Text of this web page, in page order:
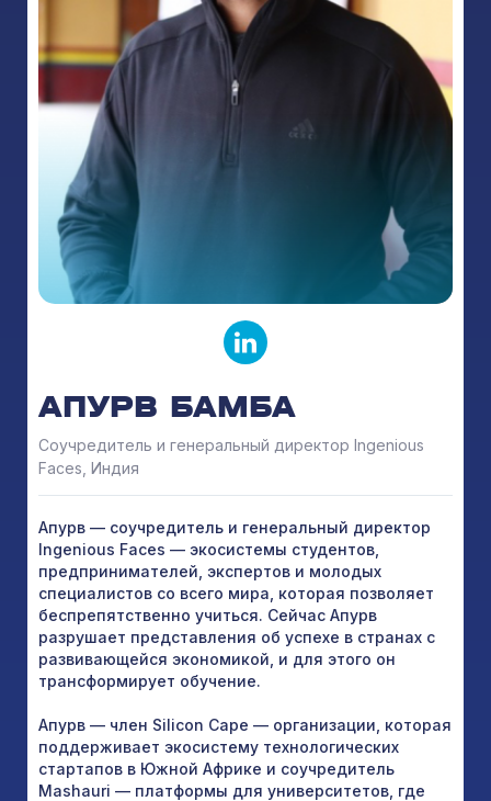
АПУРВ БАМБА
Соучредитель и генеральный директор Ingenious
Faces, Индия
Апурв — соучредитель и генеральный директор
Ingenious Faces — экосистемы студентов,
предпринимателей, экспертов и молодых
специалистов со всего мира, которая позволяет
беспрепятственно учиться. Сейчас Апурв
разрушает представления об успехе в странах с
развивающейся экономикой, и для этого он
трансформирует обучение.
Апурв — член Silicon Cape — организации, которая
поддерживает экосистему технологических
стартапов в Южной Африке и соучредитель
Mashauri — платформы для университетов, где